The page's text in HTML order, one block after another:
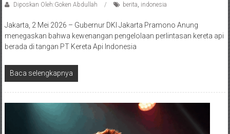
Diposkan Oleh:Goken Abdullah berita indonesia
Jakarta, 2 Mei 2026 – Gubernur DKI Jakarta Pramono Anung
menegaskan bahwa kewenangan pengelolaan perlintasan kereta api
berada di tangan PT Kereta Api Indonesia
Baca selengkapnya